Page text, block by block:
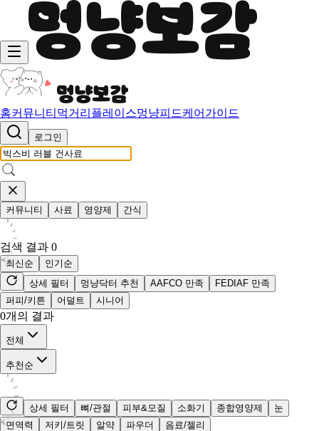
홈커뮤니티 먹거리 플레이스멍냥피드케어가이드
로그인
커뮤니티 사료 영양제 간식
검색 결과 0
최신순
인기순
상세 필터
멍냥닥터 추천 AAFCO 만족
FEDIAF 만족
퍼피/키튼
어덜트 시니어
0개의 결과
전체
추천순
상세 필터 뼈/관절 피부&모질 소화기 종합영양제
눈
면역력
저키/트릿 알약 파우더 음료/젤리